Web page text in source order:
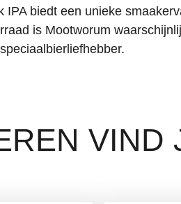
IPA biedt een unieke
is Mootworum
VIND